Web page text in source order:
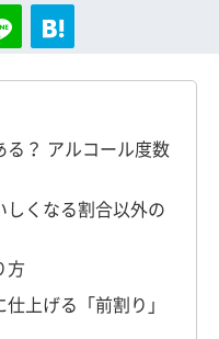
る？ アルコール度数
しくなる割合以外の
方
上げる「前割り」